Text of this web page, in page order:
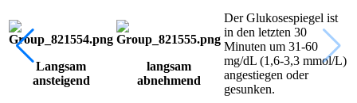
Langsam
ansteigend
langsam
abnehmend
Der Glukosespiegel ist
in den letzten 30
Minuten um 31-60
mg/dL (1,6-3,3 mmol/L)
angestiegen oder
gesunken.